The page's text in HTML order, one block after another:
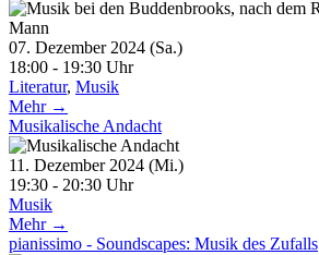
07. Dezember 2024 (Sa.)
18:00 - 19:30 Uhr
Literatur, Musik
Mehr →
Musikalische Andacht
11. Dezember 2024 (Mi.)
19:30 - 20:30 Uhr
Musik
Mehr →
pianissimo - Soundscapes: Musik des Zufalls